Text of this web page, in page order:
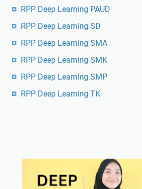
RPP Deep Learning PAUD
RPP Deep Learning SD
RPP Deep Learning SMA
RPP Deep Learning SMK
RPP Deep Learning SMP
RPP Deep Learning TK